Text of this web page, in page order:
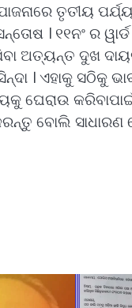
ତୃତୀୟ
। ୧୧ନଂ ର
ଅତ୍ୟନ୍ତ ଦୁଖ
। ଏହାକୁ
ଘେରାଉ
ବୋଲି ସାଧାରଣ